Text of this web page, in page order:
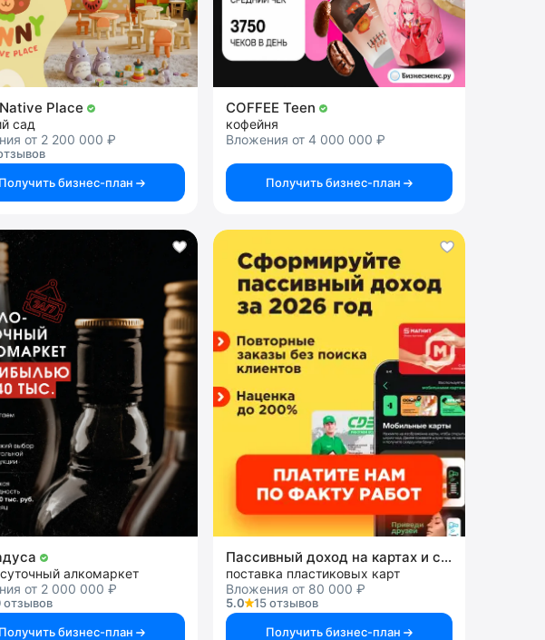
Place
сад
от 2 200 000 ₽
Получить бизнес-план
COFFEE Teen
кофейня
Вложения от 4 000 000 ₽
Получить бизнес-план
алкомаркет
от 2 000 000 ₽
отзывов
Получить бизнес-план
Пассивный доход на картах и системах
поставка пластиковых карт
Вложения от 80 000 ₽
5.0
15 отзывов
Получить бизнес-план